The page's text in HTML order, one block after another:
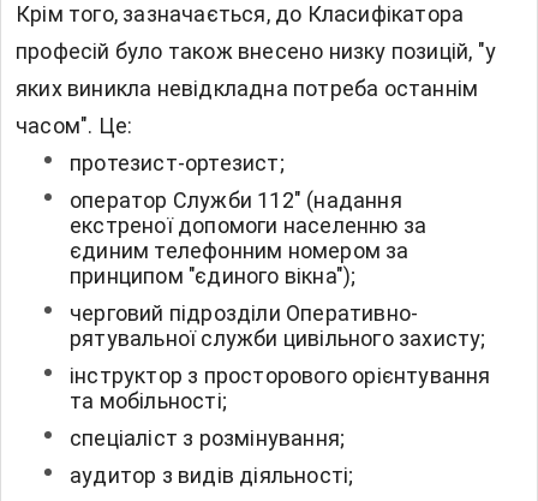
Крім того, зазначається, до Класифікатора
професій було також внесено низку позицій, "у
яких виникла невідкладна потреба останнім
часом". Це:
протезист-ортезист;
оператор Служби 112" (надання
екстреної допомоги населенню за
єдиним телефонним номером за
принципом "єдиного вікна");
черговий підрозділи Оперативно-
рятувальної служби цивільного захисту;
інструктор з просторового орієнтування
та мобільності;
спеціаліст з розмінування;
аудитор з видів діяльності;